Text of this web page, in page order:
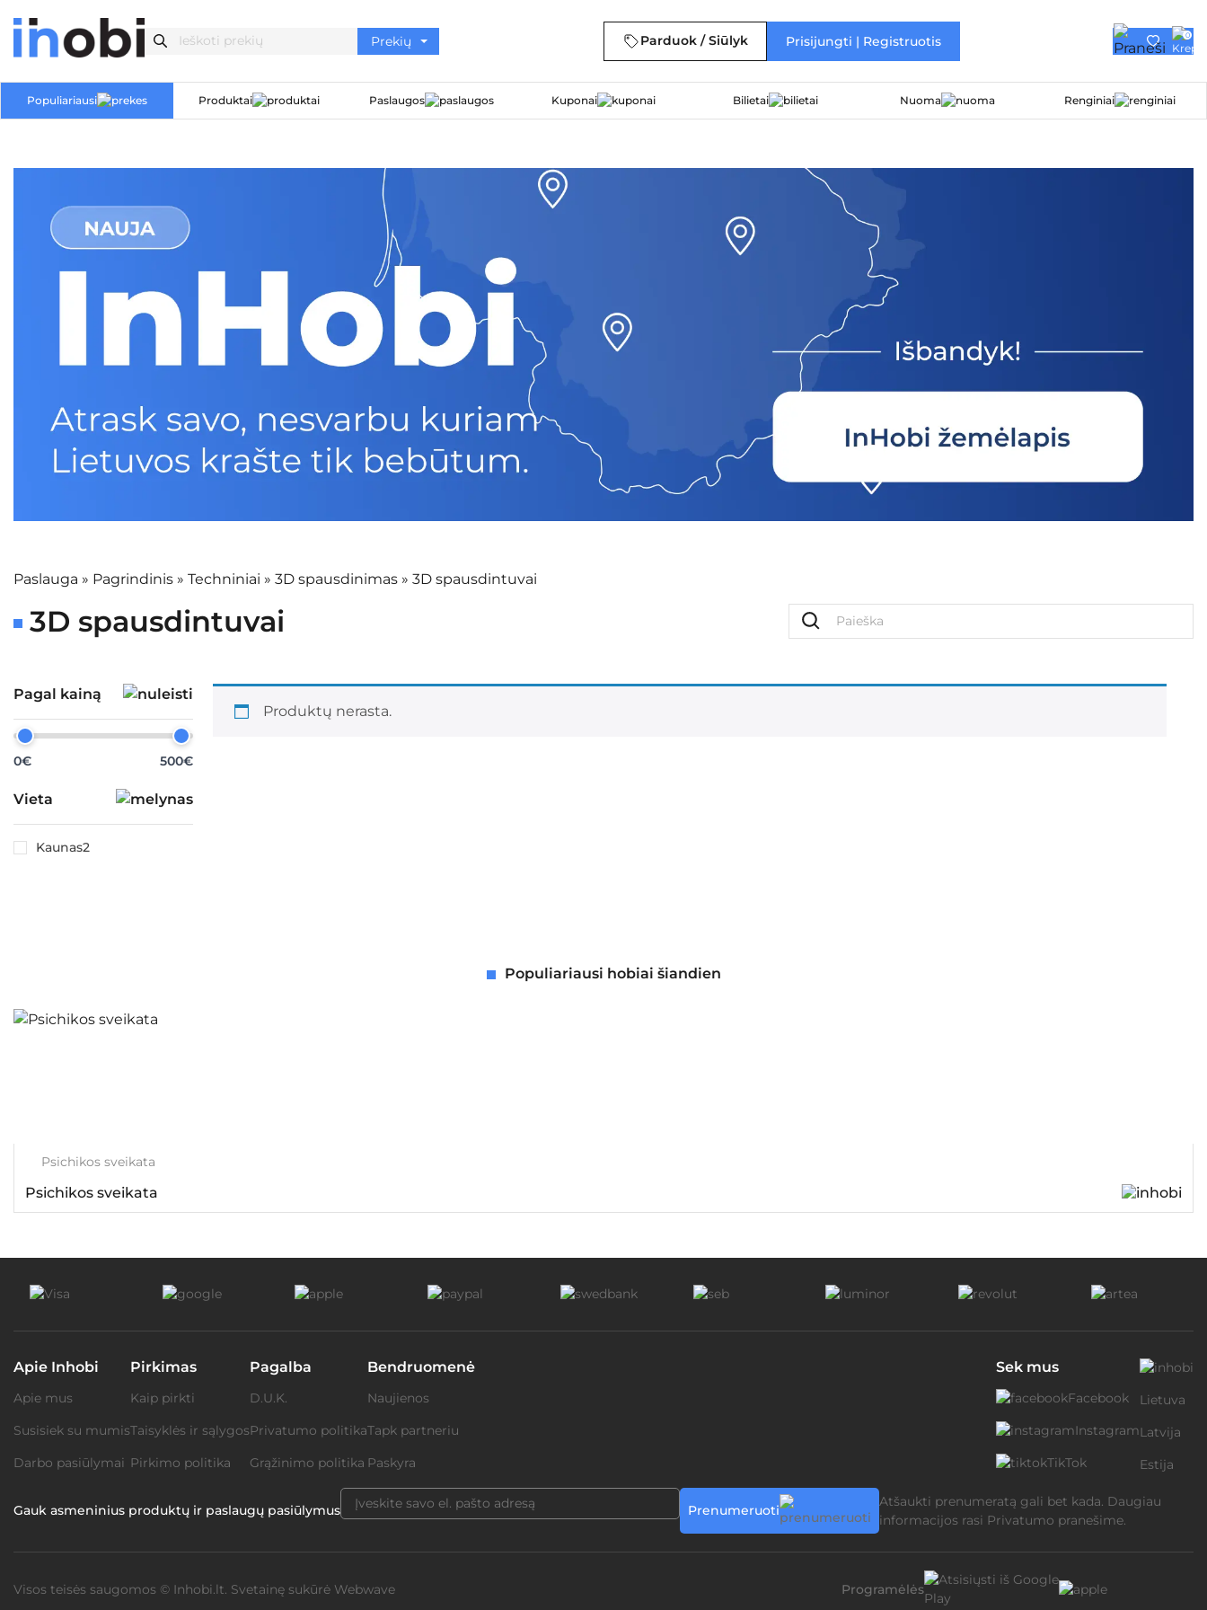
Parduok / Siūlyk Prisijungti | Registruotis 0
Populiariausi Produktai Paslaugos Kuponai Bilietai Nuoma Renginiai
Paslauga » Pagrindinis » Techniniai » 3D spausdinimas » 3D spausdintuvai
3D spausdintuvai
Pagal kainą
0€ 500€
Vieta
Kaunas2
Produktų nerasta.
Populiariausi hobiai šiandien
Psichikos sveikata
Psichikos sveikata
Apie Inhobi
Apie mus
Susisiek su mumis
Darbo pasiūlymai
Pirkimas
Kaip pirkti
Taisyklės ir sąlygos
Pirkimo politika
Pagalba
D.U.K.
Privatumo politika
Grąžinimo politika
Bendruomenė
Naujienos
Tapk partneriu
Paskyra
Sek mus
Facebook
Instagram
TikTok
Lietuva
Latvija
Estija
Gauk asmeninius produktų ir paslaugų pasiūlymus Prenumeruoti
Atšaukti prenumeratą gali bet kada. Daugiau
informacijos rasi Privatumo pranešime.
Visos teisės saugomos © Inhobi.lt. Svetainę sukūrė Webwave Programėlės